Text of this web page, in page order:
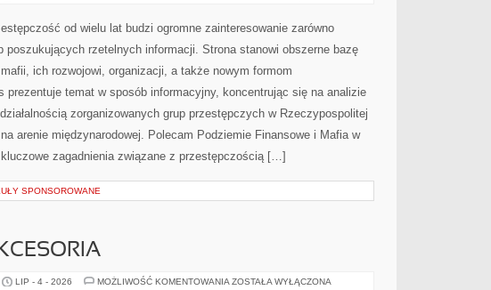
od wielu lat budzi ogromne zainteresowanie zarówno
poszukujących rzetelnych informacji. Strona stanowi obszerne bazę
ich rozwojowi, organizacji, a także nowym formom
prezentuje temat w sposób informacyjny, koncentrując się na analizie
zorganizowanych grup przestępczych w Rzeczypospolitej
arenie międzynarodowej. Polecam Podziemie Finansowe i Mafia w
zagadnienia związane z przestępczością […]
SPONSOROWANE
LIP - 4 - 2026 MOŻLIWOŚĆ KOMENTOWANIA SPRZĘT
ZOSTAŁA WYŁĄCZONA